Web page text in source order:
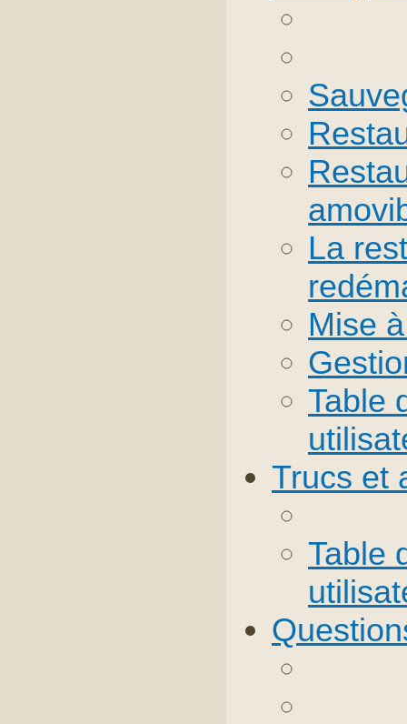
La
Mise
Table
Trucs et
Table